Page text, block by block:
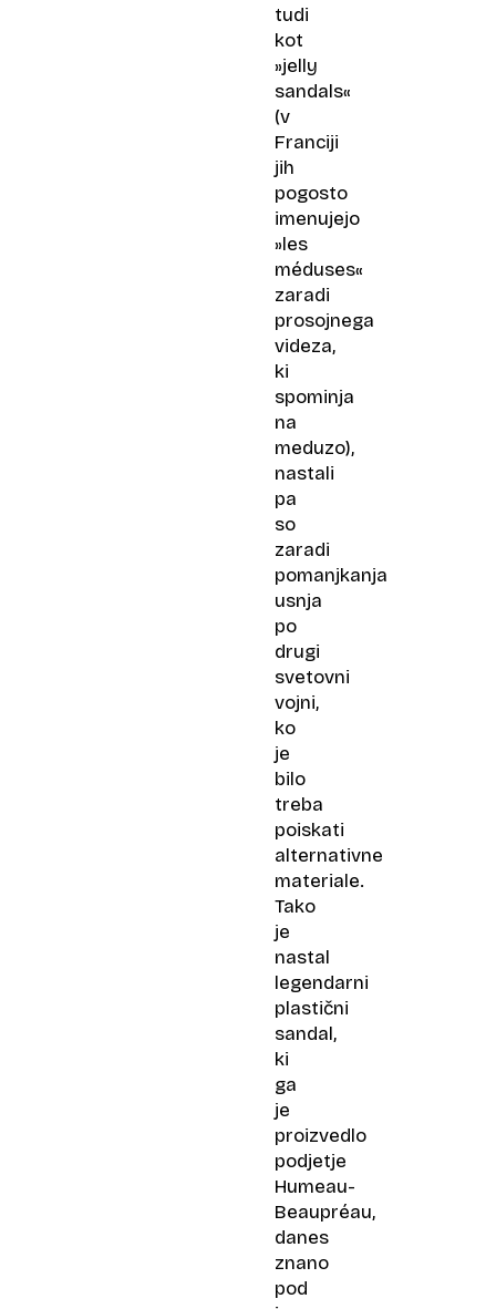
tudi
kot
»jelly
sandals«
(v
Franciji
jih
pogosto
imenujejo
»les
méduses«
zaradi
prosojnega
videza,
ki
spominja
na
meduzo),
nastali
pa
so
zaradi
pomanjkanja
usnja
po
drugi
svetovni
vojni,
ko
je
bilo
treba
poiskati
alternativne
materiale.
Tako
je
nastal
legendarni
plastični
sandal,
ki
ga
je
proizvedlo
podjetje
Humeau-
Beaupréau,
danes
znano
pod